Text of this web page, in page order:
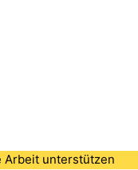
Arbeit unterstützen